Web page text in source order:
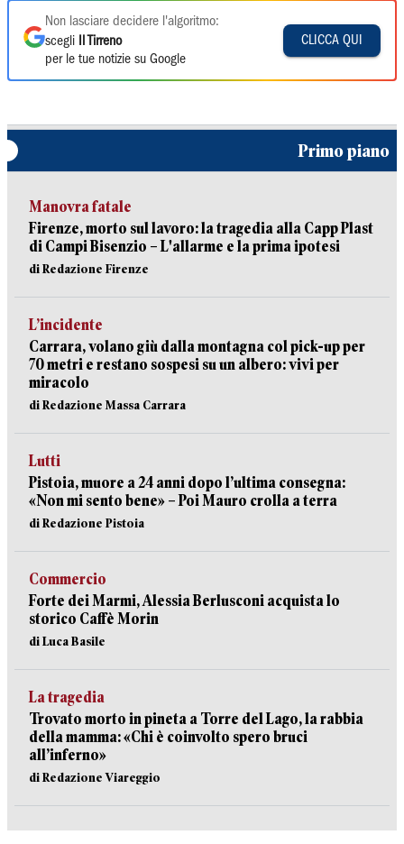
Non lasciare decidere l'algoritmo:
scegli
Il Tirreno
per le tue notizie su Google
CLICCA QUI
Primo piano
Manovra fatale
Firenze, morto sul lavoro: la tragedia alla Capp Plast
di Campi Bisenzio – L'allarme e la prima ipotesi
di Redazione Firenze
L’incidente
Carrara, volano giù dalla montagna col pick-up per
70 metri e restano sospesi su un albero: vivi per
miracolo
di Redazione Massa Carrara
Lutti
Pistoia, muore a 24 anni dopo l’ultima consegna:
«Non mi sento bene» – Poi Mauro crolla a terra
di Redazione Pistoia
Commercio
Forte dei Marmi, Alessia Berlusconi acquista lo
storico Caffè Morin
di Luca Basile
La tragedia
Trovato morto in pineta a Torre del Lago, la rabbia
della mamma: «Chi è coinvolto spero bruci
all’inferno»
di Redazione Viareggio